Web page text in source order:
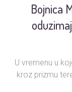
Bojnica
U vremenu u
kroz prizmu